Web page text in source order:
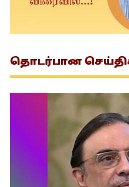
தொடர்பான